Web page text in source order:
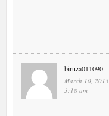
biruza011090
March 10, 2013
3:18 am